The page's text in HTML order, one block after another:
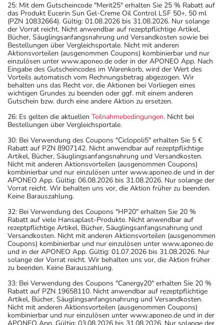
25: Mit dem Gutscheincode "Merit25" erhalten Sie 25 % Rabatt auf
das Produkt Eucerin Sun Gel-Creme Oil Control LSF 50+, 50 ml
(PZN 10832664). Gültig: 01.08.2026 bis 31.08.2026. Nur solange
der Vorrat reicht. Nicht anwendbar auf rezeptpflichtige Artikel,
Bücher, Säuglingsanfangsnahrung und Versandkosten sowie bei
Bestellungen über Vergleichsportale. Nicht mit anderen
Aktionsvorteilen (ausgenommen Coupons) kombinierbar und nur
einzulösen unter www.aponeo.de oder in der APONEO App. Nach
Eingabe des Gutscheincodes im Warenkorb, wird der Wert des
Vorteils automatisch vom Rechnungsbetrag abgezogen. Wir
behalten uns das Recht vor, die Aktionen bei Vorliegen eines
wichtigen Grundes zu beenden oder ggf. mit einem anderen
Gutschein bzw. durch eine andere Aktion zu ersetzen.
26: Es gelten die aktuellen Teilnahmebedingungen. Nicht bei
Bestellungen über Vergleichsportale.
30: Bei Verwendung des Coupons "Ciclopoli5" erhalten Sie 5 €
Rabatt auf PZN 8907142. Nicht anwendbar auf rezeptpflichtige
Artikel, Bücher, Säuglingsanfangsnahrung und Versandkosten.
Nicht mit anderen Aktionsvorteilen (ausgenommen Coupons)
kombinierbar und nur einzulösen unter www.aponeo.de und in der
APONEO App. Gültig: 06.08.2026 bis 31.08.2026. Nur solange der
Vorrat reicht. Wir behalten uns vor, die Aktion früher zu beenden.
Keine Barauszahlung.
32: Bei Verwendung des Coupons "HP20" erhalten Sie 20 %
Rabatt auf viele Hansaplast-Produkte. Nicht anwendbar auf
rezeptpflichtige Artikel, Bücher, Säuglingsanfangsnahrung und
Versandkosten. Nicht mit anderen Aktionsvorteilen (ausgenommen
Coupons) kombinierbar und nur einzulösen unter www.aponeo.de
und in der APONEO App. Gültig: 01.07.2026 bis 31.08.2026. Nur
solange der Vorrat reicht. Wir behalten uns vor, die Aktion früher
zu beenden. Keine Barauszahlung.
33: Bei Verwendung des Coupons "Canergy20" erhalten Sie 20 %
Rabatt auf PZN 19658110. Nicht anwendbar auf rezeptpflichtige
Artikel, Bücher, Säuglingsanfangsnahrung und Versandkosten.
Nicht mit anderen Aktionsvorteilen (ausgenommen Coupons)
kombinierbar und nur einzulösen unter www.aponeo.de und in der